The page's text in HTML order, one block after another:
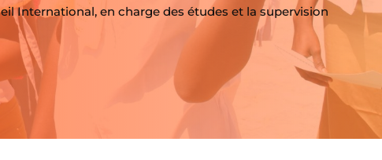
International, en charge des études et la supervision